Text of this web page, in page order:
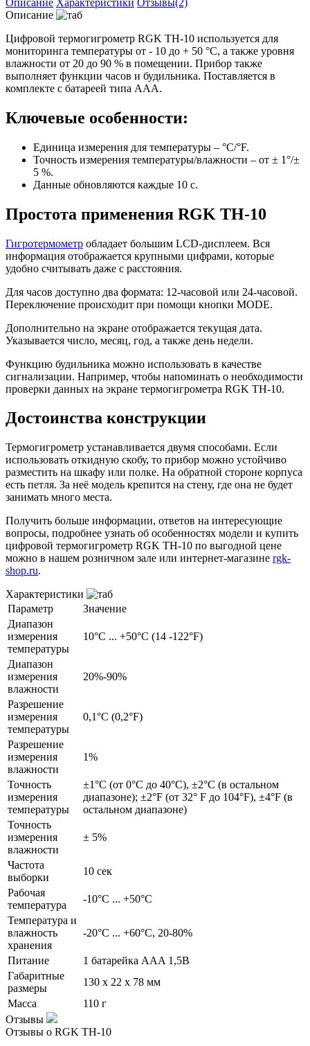
Описание
Цифровой термогигрометр RGK TH-10 используется для
мониторинга температуры от - 10 до + 50 °C, а также уровня
влажности от 20 до 90 % в помещении. Прибор также
выполняет функции часов и будильника. Поставляется в
комплекте с батареей типа ААА.
Ключевые особенности:
Единица измерения для температуры – °C/°F.
Точность измерения температуры/влажности – от ± 1°/±
5 %.
Данные обновляются каждые 10 с.
Простота применения RGK TH-10
Гигротермометр обладает большим LCD-дисплеем. Вся
информация отображается крупными цифрами, которые
удобно считывать даже с расстояния.
Для часов доступно два формата: 12-часовой или 24-часовой.
Переключение происходит при помощи кнопки MODE.
Дополнительно на экране отображается текущая дата.
Указывается число, месяц, год, а также день недели.
Функцию будильника можно использовать в качестве
сигнализации. Например, чтобы напоминать о необходимости
проверки данных на экране термогигрометра RGK TH-10.
Достоинства конструкции
Термогигрометр устанавливается двумя способами. Если
использовать откидную скобу, то прибор можно устойчиво
разместить на шкафу или полке. На обратной стороне корпуса
есть петля. За неё модель крепится на стену, где она не будет
занимать много места.
Получить больше информации, ответов на интересующие
вопросы, подробнее узнать об особенностях модели и купить
цифровой термогигрометр RGK TH-10 по выгодной цене
можно в нашем розничном зале или интернет-магазине rgk-
shop.ru.
Характеристики
Параметр
Значение
Диапазон
измерения
температуры
10°C ... +50°C (14 -122°F)
Диапазон
измерения
влажности
20%-90%
Разрешение
измерения
температуры
0,1°C (0,2°F)
Разрешение
измерения
влажности
1%
Точность
измерения
температуры
±1°C (от 0°C до 40°C), ±2°C (в остальном
диапазоне); ±2°F (от 32° F до 104°F), ±4°F (в
остальном диапазоне)
Точность
измерения
влажности
± 5%
Частота
выборки
10 сек
Рабочая
температура
-10°C ... +50°C
Температура и
влажность
хранения
-20°C ... +60°C, 20-80%
Питание
1 батарейка AAA 1,5В
Габаритные
размеры
130 x 22 x 78 мм
Масса
110 г
Отзывы
Отзывы о RGK TH-10